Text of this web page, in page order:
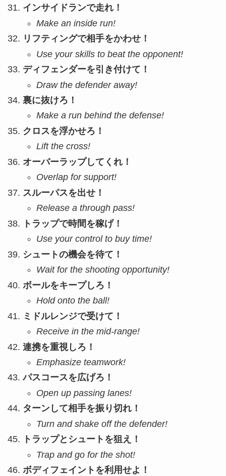
インサイドランで走れ！
Make an inside run!
リフティングで相手をかわせ！
Use your skills to beat the opponent!
ディフェンダーを引き付けて！
Draw the defender away!
裏に抜けろ！
Make a run behind the defense!
クロスを浮かせろ！
Lift the cross!
オーバーラップしてくれ！
Overlap for support!
スルーパスを出せ！
Release a through pass!
トラップで時間を稼げ！
Use your control to buy time!
シュートの機会を待て！
Wait for the shooting opportunity!
ボールをキープしろ！
Hold onto the ball!
ミドルレンジで受けて！
Receive in the mid-range!
連携を重視しろ！
Emphasize teamwork!
パスコースを広げろ！
Open up passing lanes!
ターンして相手を振り切れ！
Turn and shake off the defender!
トラップとシュートを狙え！
Trap and go for the shot!
ボディフェイントを利用せよ！